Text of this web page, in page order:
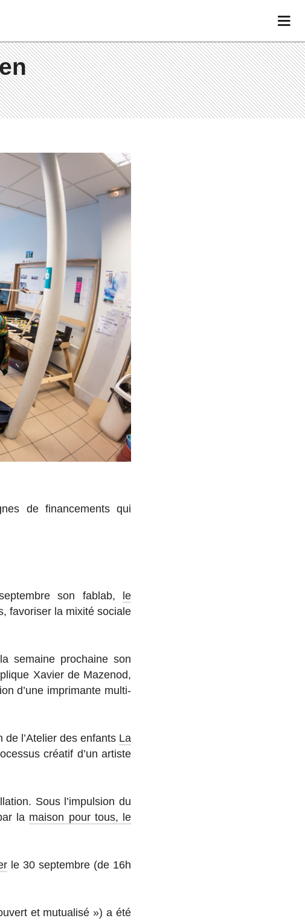
de fi­nan­ce­ments qui
son fablab,
le
fa­vo­ri­ser la mixité sociale
semaine pro­chaine son
Xavier de Mazenod,
d’une im­pri­mante multi-
l’Ate­lier des enfants La
créatif d’un artiste
Sous l’im­pul­sion du
la maison pour tous, le
le 30 sep­tembre (de 16h
et mu­tua­lisé ») a été